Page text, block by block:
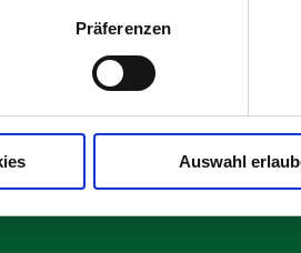
Präferenzen
Auswahl
Details